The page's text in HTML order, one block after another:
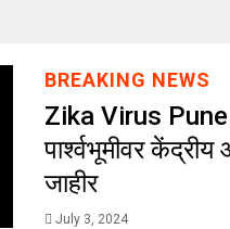
BREAKING NEWS
Zika Virus Pune |
पार्श्वभूमीवर
जाहीर
July 3, 2024